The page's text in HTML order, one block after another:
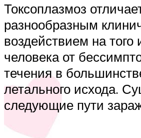
Токсоплазмоз
разнообразным
воздействием на того
человека от
течения в
летального исхода.
следующие пути